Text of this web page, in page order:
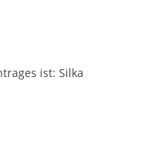
ist: Silka